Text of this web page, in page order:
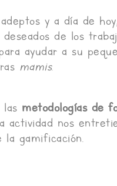
y a día de
de los
ayudar a su
mamis.
metodologías de
actividad nos
gamificación.